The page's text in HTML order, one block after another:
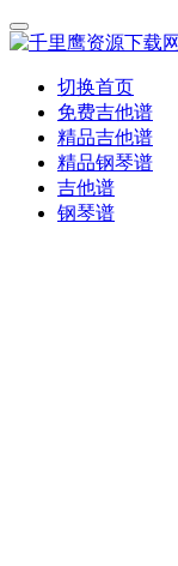
切换首页
免费吉他谱
精品吉他谱
精品钢琴谱
吉他谱
钢琴谱